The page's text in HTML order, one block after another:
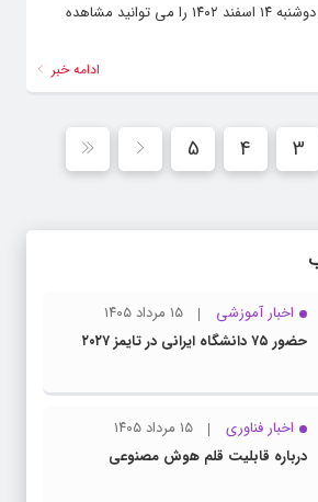
اول روزنامه های ورزشی دوشنبه ۱۴ اسفند ۱۴۰۲ را می توانید مشاهده
ادامه خبر
3
4
5
اخبار آموزشی
۱۵ مرداد ۱۴۰۵
حضور ۷۵ دانشگاه ایرانی در تایمز ۲۰۲۷
اخبار فناوری
۱۵ مرداد ۱۴۰۵
درباره قابلیت قلم هوش مصنوعی